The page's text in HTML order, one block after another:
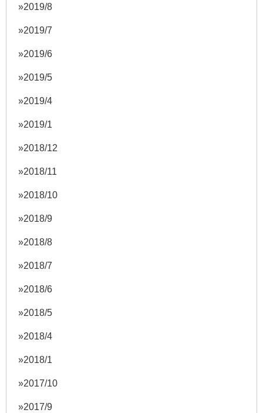
2019/8
2019/7
2019/6
2019/5
2019/4
2019/1
2018/12
2018/11
2018/10
2018/9
2018/8
2018/7
2018/6
2018/5
2018/4
2018/1
2017/10
2017/9